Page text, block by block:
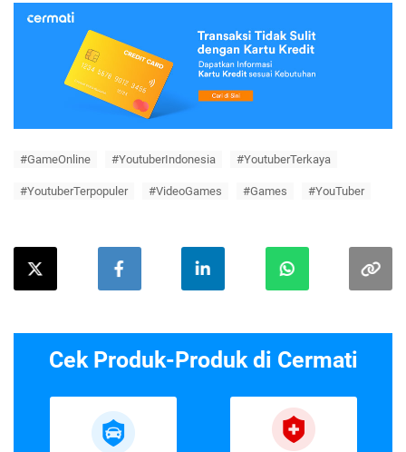
#GameOnline #YoutuberIndonesia #YoutuberTerkaya
#YoutuberTerpopuler #VideoGames #Games #YouTuber
Cek Produk-Produk di Cermati